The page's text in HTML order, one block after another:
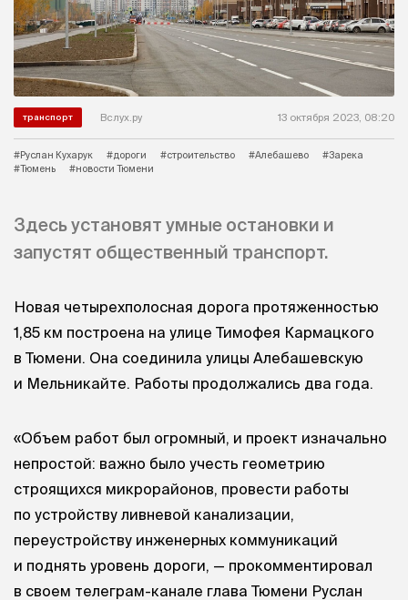
транспорт Вслух.ру 13 октября 2023, 08:20
#Руслан Кухарук #дороги #строительство #Алебашево
#Зарека
#Тюмень
#новости Тюмени
Здесь установят умные остановки и
запустят общественный транспорт.
Новая четырехполосная дорога протяженностью
1,85 км построена на улице Тимофея Кармацкого
в Тюмени. Она соединила улицы Алебашевскую
и Мельникайте. Работы продолжались два года.
«Объем работ был огромный, и проект изначально
непростой: важно было учесть геометрию
строящихся микрорайонов, провести работы
по устройству ливневой канализации,
переустройству инженерных коммуникаций
и поднять уровень дороги, — прокомментировал
в своем телеграм-канале глава Тюмени Руслан